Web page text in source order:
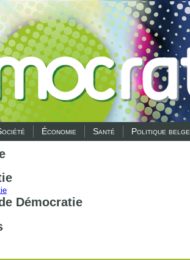
Économie Santé Politique belge
Démocratie